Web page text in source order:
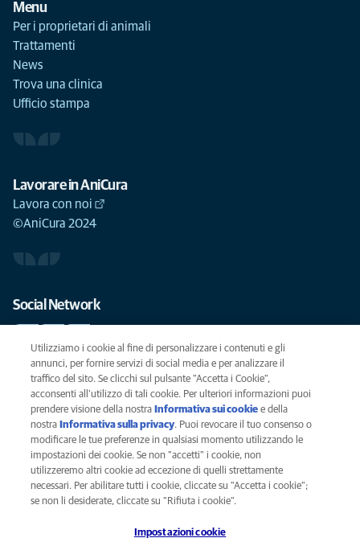
Menu
Per i proprietari di animali
Trattamenti
News
Trova una clinica
Ufficio stampa
Lavorare in AniCura
Lavora con noi
©AniCura 2024
Social Network
Le migliori cure per il vostro animale domestico
SCRIVICI
info@anicura.it
Privacy
Legal
Utilizziamo i cookie al fine di personalizzare i contenuti e gli
annunci, per fornire servizi di social media e per analizzare il
traffico del sito. Se clicchi sul pulsante "Accetta i Cookie",
acconsenti all'utilizzo di tali cookie. Per ulteriori informazioni puoi
prendere visione della nostra Informativa sui cookie (opens in a new
tab)
e della
nostra Informativa sulla privacy(opens in a new tab)
. Puoi revocare il tuo consenso o
modificare le tue preferenze in qualsiasi momento utilizzando le
impostazioni dei cookie. Se non "accetti" i cookie, non
utilizzeremo altri cookie ad eccezione di quelli strettamente
necessari. Per abilitare tutti i cookie, cliccate su "Accetta i cookie";
se non li desiderate, cliccate su "Rifiuta i cookie".
Impostazioni cookie